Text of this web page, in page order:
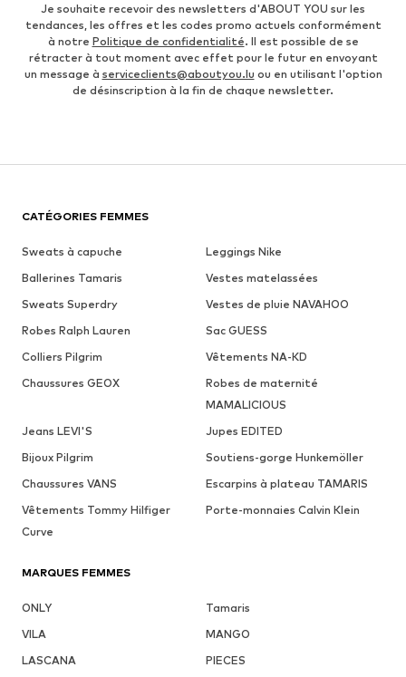
Je souhaite recevoir des newsletters d'ABOUT YOU sur les
tendances, les offres et les codes promo actuels conformément
à notre Politique de confidentialité. Il est possible de se
rétracter à tout moment avec effet pour le futur en envoyant
un message à serviceclients@aboutyou.lu ou en utilisant l'option
de désinscription à la fin de chaque newsletter.
CATÉGORIES FEMMES
Sweats à capuche
Leggings Nike
Ballerines Tamaris
Vestes matelassées
Sweats Superdry
Vestes de pluie NAVAHOO
Robes Ralph Lauren
Sac GUESS
Colliers Pilgrim
Vêtements NA-KD
Chaussures GEOX
Robes de maternité
MAMALICIOUS
Jeans LEVI'S
Jupes EDITED
Bijoux Pilgrim
Soutiens-gorge Hunkemöller
Chaussures VANS
Escarpins à plateau TAMARIS
Vêtements Tommy Hilfiger
Curve
Porte-monnaies Calvin Klein
MARQUES FEMMES
ONLY
Tamaris
VILA
MANGO
LASCANA
PIECES